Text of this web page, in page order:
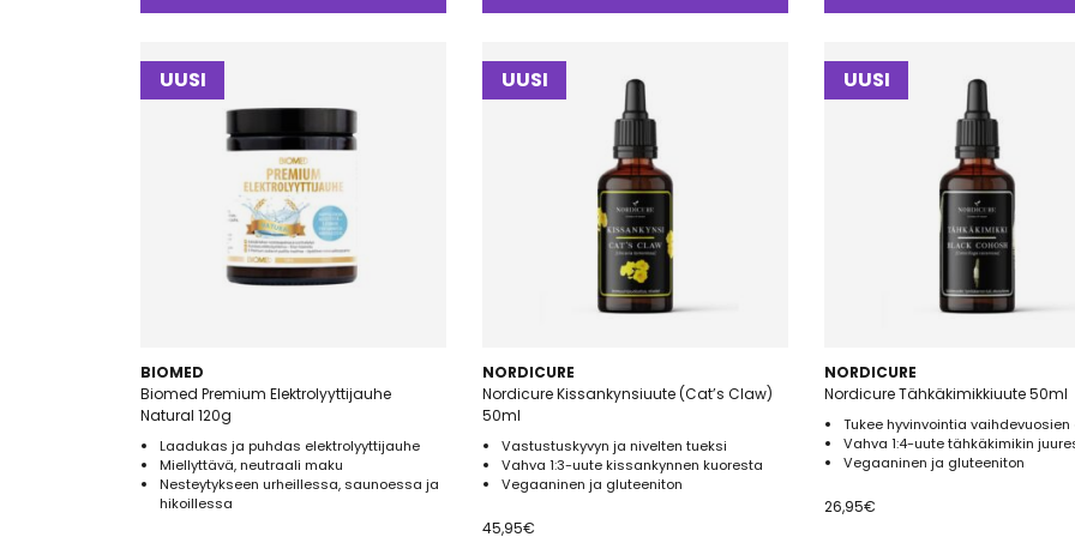
UUSI
BIOMED
Biomed Premium Elektrolyyttijauhe
Natural 120g
Laadukas ja puhdas elektrolyyttijauhe
Miellyttävä, neutraali maku
Nesteytykseen urheillessa, saunoessa ja
hikoillessa
UUSI
NORDICURE
Nordicure Kissankynsiuute (Cat’s Claw)
50ml
Vastustuskyvyn ja nivelten tueksi
Vahva 1:3-uute kissankynnen kuoresta
Vegaaninen ja gluteeniton
45,95€
UUSI
NORDICURE
Nordicure Tähkäkimikkiuute 50ml
Tukee hyvinvointia
Vahva 1:4-uute tähkäkimikin
Vegaaninen ja gluteeniton
26,95€